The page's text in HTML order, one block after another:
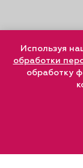
Используя
обработки
обработку